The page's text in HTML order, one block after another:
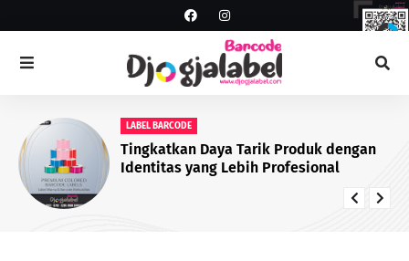
LABEL BARCODE
Tingkatkan Daya Tarik Produk dengan
Identitas yang Lebih Profesional